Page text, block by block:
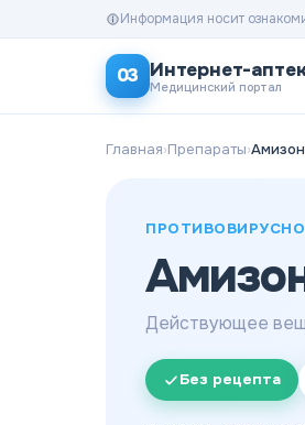
Информация носит
03 Интернет-
Медицинский портал
Главная›Препараты›Амизон
Действующее
Без рецепта